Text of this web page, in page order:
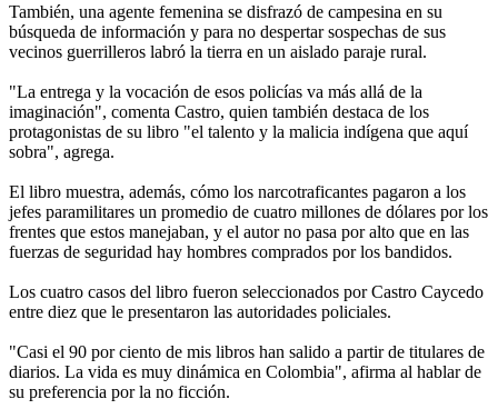
También, una agente femenina se disfrazó de campesina en su
búsqueda de información y para no despertar sospechas de sus
vecinos guerrilleros labró la tierra en un aislado paraje rural.
"La entrega y la vocación de esos policías va más allá de la
imaginación", comenta Castro, quien también destaca de los
protagonistas de su libro "el talento y la malicia indígena que aquí
sobra", agrega.
El libro muestra, además, cómo los narcotraficantes pagaron a los
jefes paramilitares un promedio de cuatro millones de dólares por los
frentes que estos manejaban, y el autor no pasa por alto que en las
fuerzas de seguridad hay hombres comprados por los bandidos.
Los cuatro casos del libro fueron seleccionados por Castro Caycedo
entre diez que le presentaron las autoridades policiales.
"Casi el 90 por ciento de mis libros han salido a partir de titulares de
diarios. La vida es muy dinámica en Colombia", afirma al hablar de
su preferencia por la no ficción.